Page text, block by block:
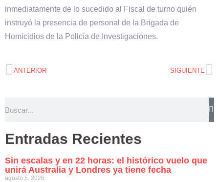
inmediatamente de lo sucedido al Fiscal de turno quién
instruyó la presencia de personal de la Brigada de
Homicidios de la Policía de Investigaciones.
ANTERIOR SIGUIENTE
Entradas Recientes
Sin escalas y en 22 horas: el histórico vuelo que
unirá Australia y Londres ya tiene fecha
agosto 5, 2026